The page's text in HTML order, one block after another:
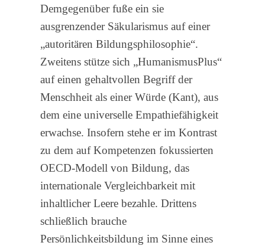
Demgegenüber fuße ein sie
ausgrenzender Säkularismus auf einer
„autoritären Bildungsphilosophie“.
Zweitens stütze sich „HumanismusPlus“
auf einen gehaltvollen Begriff der
Menschheit als einer Würde (Kant), aus
dem eine universelle Empathiefähigkeit
erwachse. Insofern stehe er im Kontrast
zu dem auf Kompetenzen fokussierten
OECD-Modell von Bildung, das
internationale Vergleichbarkeit mit
inhaltlicher Leere bezahle. Drittens
schließlich brauche
Persönlichkeitsbildung im Sinne eines